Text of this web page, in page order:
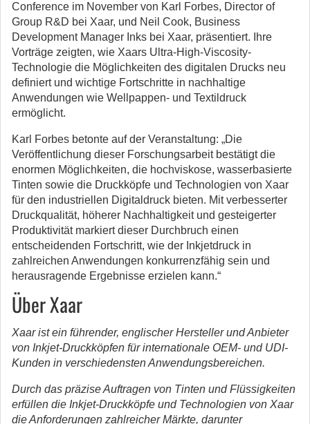
Conference im November von Karl Forbes, Director of
Group R&D bei Xaar, und Neil Cook, Business
Development Manager Inks bei Xaar, präsentiert. Ihre
Vorträge zeigten, wie Xaars Ultra-High-Viscosity-
Technologie die Möglichkeiten des digitalen Drucks neu
definiert und wichtige Fortschritte in nachhaltige
Anwendungen wie Wellpappen- und Textildruck
ermöglicht.
Karl Forbes betonte auf der Veranstaltung: „Die
Veröffentlichung dieser Forschungsarbeit bestätigt die
enormen Möglichkeiten, die hochviskose, wasserbasierte
Tinten sowie die Druckköpfe und Technologien von Xaar
für den industriellen Digitaldruck bieten. Mit verbesserter
Druckqualität, höherer Nachhaltigkeit und gesteigerter
Produktivität markiert dieser Durchbruch einen
entscheidenden Fortschritt, wie der Inkjetdruck in
zahlreichen Anwendungen konkurrenzfähig sein und
herausragende Ergebnisse erzielen kann.“
Über Xaar
Xaar ist ein führender, englischer Hersteller und Anbieter
von Inkjet-Druckköpfen für internationale OEM- und UDI-
Kunden in verschiedensten Anwendungsbereichen.
Durch das präzise Auftragen von Tinten und Flüssigkeiten
erfüllen die Inkjet-Druckköpfe und Technologien von Xaar
die Anforderungen zahlreicher Märkte, darunter